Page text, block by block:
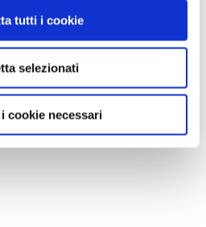
tutti i cookie
selezionati
cookie necessari